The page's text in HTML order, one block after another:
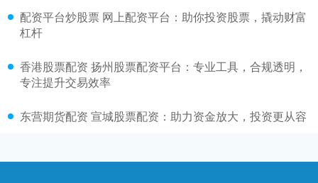
配资平台炒股票 网上配资平台：助你投资股票，撬动财富
杠杆
香港股票配资 扬州股票配资平台：专业工具，合规透明，
专注提升交易效率
东营期货配资 宣城股票配资：助力资金放大，投资更从容